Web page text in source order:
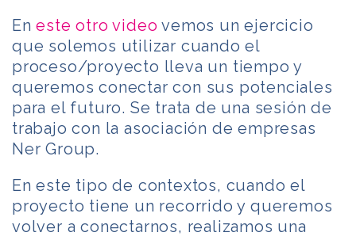
Eneste otro video vemos un ejercicio
que solemos utilizar cuando el
proceso/proyecto lleva un tiempo y
queremos conectar con sus potenciales
para el futuro. Se trata de una sesión de
trabajo con la asociación de empresas
Ner Group.
En este tipo de contextos, cuando el
proyecto tiene un recorrido y queremos
volver a conectarnos, realizamos una